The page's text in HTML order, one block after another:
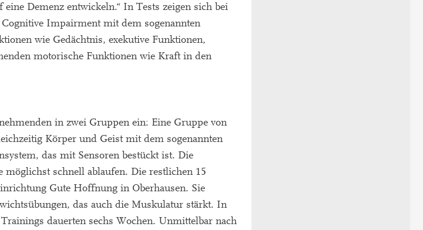
Demenz entwickeln.“ In Tests zeigen sich bei
Impairment mit dem sogenannten
wie Gedächtnis, exekutive Funktionen,
motorische Funktionen wie Kraft in den
in zwei Gruppen ein: Eine Gruppe von
Körper und Geist mit dem sogenannten
das mit Sensoren bestückt ist. Die
schnell ablaufen. Die restlichen 15
Gute Hoffnung in Oberhausen. Sie
das auch die Muskulatur stärkt. In
dauerten sechs Wochen. Unmittelbar nach